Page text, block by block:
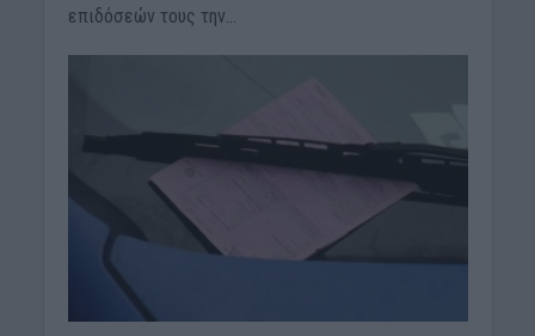
επιδόσεών τους την...